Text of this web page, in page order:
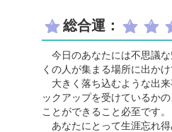
総合運：
今日のあなたには不思議な
くの人が集まる場所に出か
大きく落ち込むような出来
ックアップを受けているか
ことができること必至です。
あなたにとって生涯忘れ得